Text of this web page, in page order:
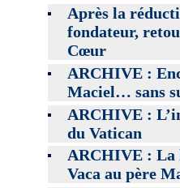
Après la
fondateur,
Cœur
ARCHIVE :
Maciel… sans
ARCHIVE :
du Vatican
ARCHIVE : La
Vaca au père